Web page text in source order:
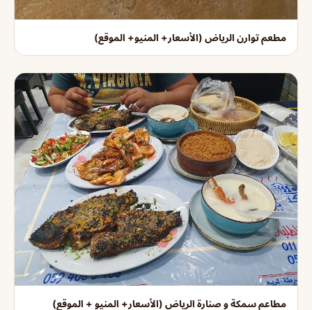
مطعم توارن الرياض (الأسعار+ المنيو+ الموقع)
مطاعم سمكة و صنارة الرياض (الأسعار+ المنيو + الموقع)